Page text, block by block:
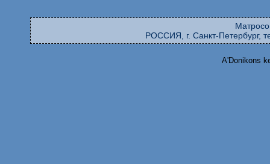
РОССИЯ, г. Санкт-Петербург,
A'Donikons